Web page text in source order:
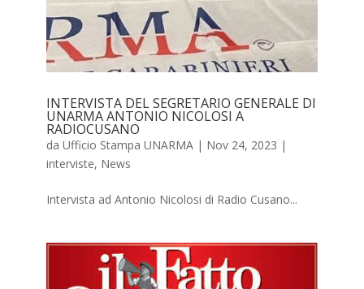
INTERVISTA DEL SEGRETARIO GENERALE DI
UNARMA ANTONIO NICOLOSI A
RADIOCUSANO
da Ufficio Stampa UNARMA| Nov 24, 2023 |
interviste, News
Intervista ad Antonio Nicolosi di Radio Cusano...